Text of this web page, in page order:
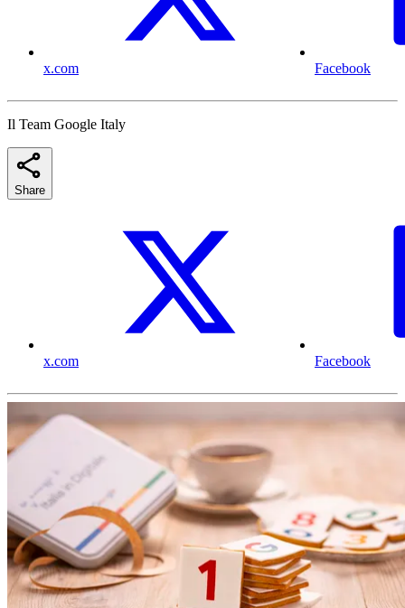
x.com Facebook
Il Team Google Italy
Share
x.com Facebook